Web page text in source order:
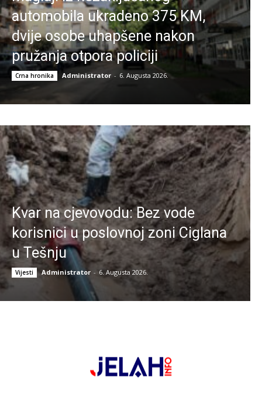
automobila ukradeno 375 KM,
dvije osobe uhapšene nakon
pružanja otpora policiji
Crna hronika Administrator - 6. Augusta 2026.
Kvar na cjevovodu: Bez vode
korisnici u poslovnoj zoni Ciglana
u Tešnju
Vijesti Administrator - 6. Augusta 2026.